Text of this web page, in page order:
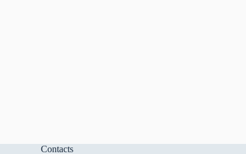
Contacts